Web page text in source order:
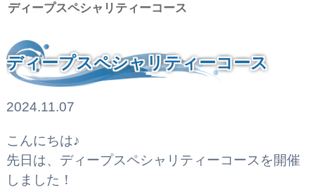
ディープスペシャリティーコース
ディープスペシャリティーコース
2024.11.07
こんにちは♪
先日は、ディープスペシャリティーコースを開催
しました！